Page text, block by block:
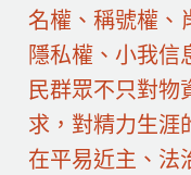
名權、稱號權、
隱私權、小我信
民群眾不只對物
求，對精力生涯
在平易近主、法